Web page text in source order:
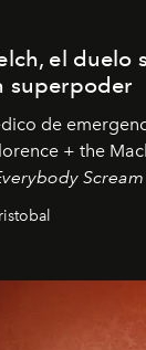
el duelo
superpoder
de
+ the
Scream
hasta la fecha.